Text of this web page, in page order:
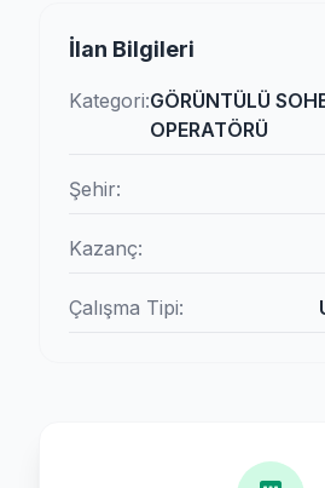
İlan Bilgileri
Kategori:GÖRÜNTÜLÜ
OPERATÖRÜ
Şehir:
Kazanç:
Çalışma Tipi: